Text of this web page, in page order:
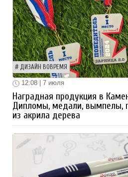
ДИЗАЙН ВОВРЕМЯ
12:08 | 7 июля
Наградная продукция в
Дипломы, медали, вымпелы,
из акрила дерева